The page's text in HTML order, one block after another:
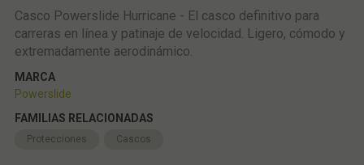
Casco Powerslide Hurricane - El casco definitivo para
carreras en línea y patinaje de velocidad. Ligero, cómodo y
extremadamente aerodinámico.
MARCA
Powerslide
FAMILIAS RELACIONADAS
Protecciones Cascos